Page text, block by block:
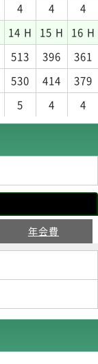
4 4
4
14 H 15 H
16 H
513 396
361
530 414
379
5 4 4
年会費